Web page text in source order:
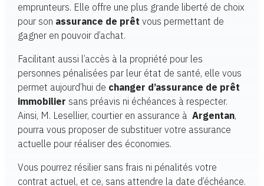
emprunteurs. Elle offre une plus grande liberté de choix
pour son assurance de prêt vous permettant de
gagner en pouvoir d’achat.
Facilitant aussi l’accès à la propriété pour les
personnes pénalisées par leur état de santé, elle vous
permet aujourd’hui de changer d’assurance de prêt
immobilier sans préavis ni échéances à respecter.
Ainsi, M. Lesellier, courtier en assurance à Argentan,
pourra vous proposer de substituer votre assurance
actuelle pour réaliser des économies.
Vous pourrez résilier sans frais ni pénalités votre
contrat actuel, et ce, sans attendre la date d’échéance.